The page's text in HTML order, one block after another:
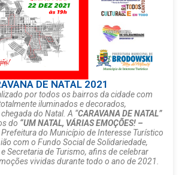
DE NATAL 2021
por todos os bairros da cidade com
iluminados e decorados,
do Natal. A “CARAVANA DE NATAL”
do “UM NATAL, VÁRIAS EMOÇÕES! –
do Município de Interesse Turístico
com o Fundo Social de Solidariedade,
Secretaria de Turismo, afins de celebrar
vividas durante todo o ano de 2021.